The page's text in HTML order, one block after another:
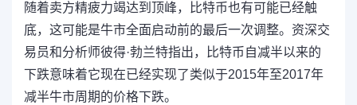
随着卖方精疲力竭达到顶峰，比特币也有可能已经触
底，这可能是牛市全面启动前的最后一次调整。资深交
易员和分析师彼得·勃兰特指出，比特币自减半以来的
下跌意味着它现在已经实现了类似于2015年至2017年
减半牛市周期的价格下跌。